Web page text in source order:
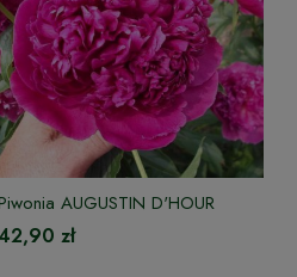
AUGUSTIN D'HOUR
zł